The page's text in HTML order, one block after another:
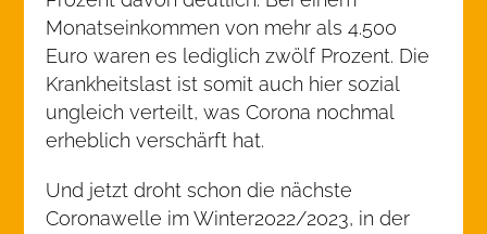
Monatseinkommen von mehr als 4.500
Euro waren es lediglich zwölf Prozent. Die
Krankheitslast ist somit auch hier sozial
ungleich verteilt, was Corona nochmal
erheblich verschärft hat.
Und jetzt droht schon die nächste
Coronawelle im Winter2022/2023, in der